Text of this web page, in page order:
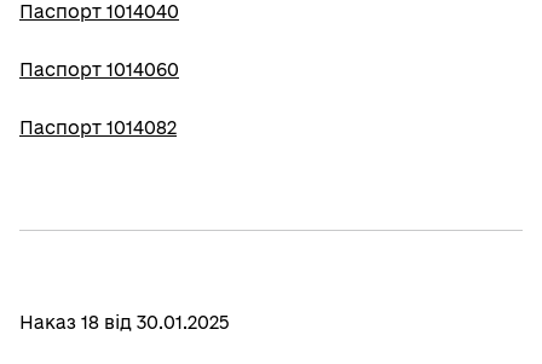
Паспорт 1014040
Паспорт 1014060
Паспорт 1014082
Наказ 18 від 30.01.2025